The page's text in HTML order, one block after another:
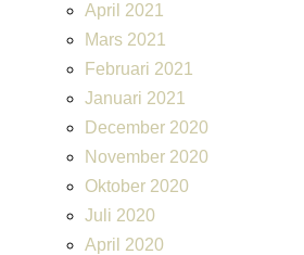
April 2021
Mars 2021
Februari 2021
Januari 2021
December 2020
November 2020
Oktober 2020
Juli 2020
April 2020